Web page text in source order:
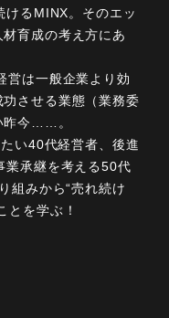
けるMINX。そのエッ
育成の考え方にあ
営は一般企業より効
させる業態（業務委
昨今……。
い40代経営者、後進
業承継を考える50代
組みから“売れ続け
とを学ぶ！